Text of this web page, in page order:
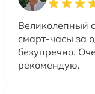
Великолепный
смарт-часы за
безупречно.
рекомендую.